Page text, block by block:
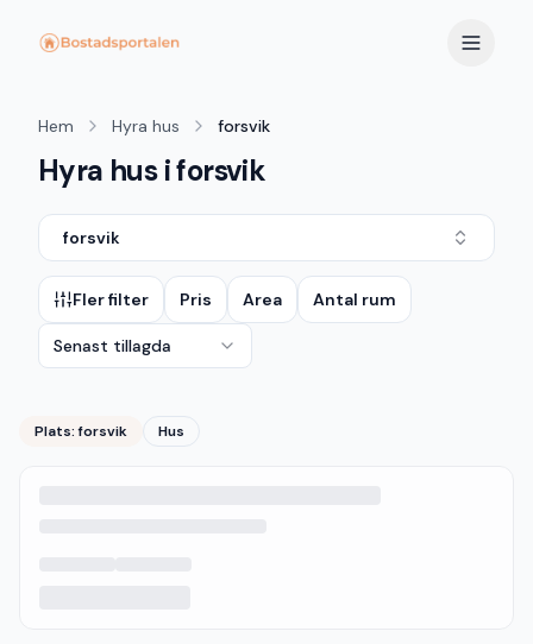
Hem Hyra hus forsvik
Hyra hus i forsvik
forsvik
Fler filter Pris Area Antal rum
Senast tillagda
Plats:forsvik Hus